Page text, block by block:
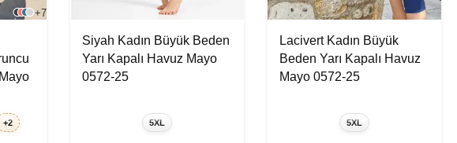
+7
+2
Siyah Kadın Büyük Beden
Yarı Kapalı Havuz Mayo
0572-25
5XL
Lacivert Kadın Büyük
Beden Yarı Kapalı Havuz
Mayo 0572-25
5XL